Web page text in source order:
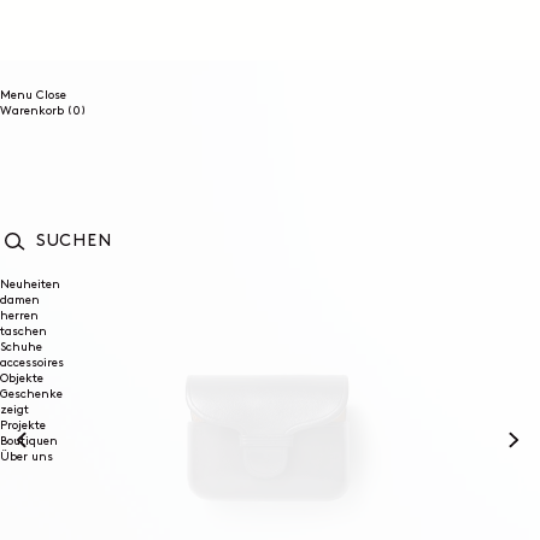
Menu Close
Warenkorb (0)
Neuheiten
damen
herren
taschen
Schuhe
accessoires
Objekte
Geschenke
zeigt
Projekte
Boutiquen
Über uns